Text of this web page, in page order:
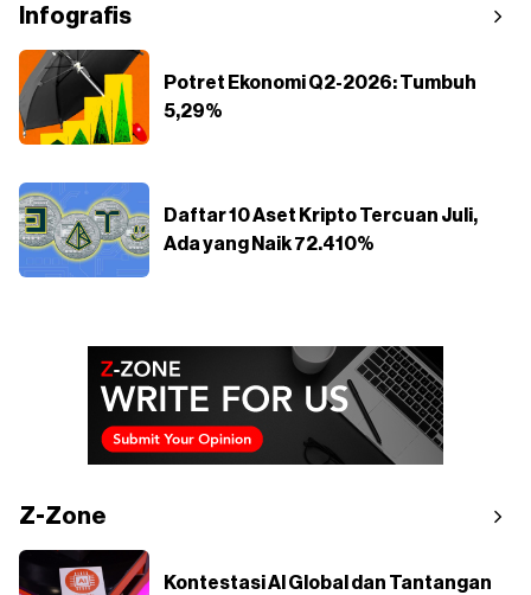
Infografis
Potret Ekonomi Q2-2026: Tumbuh
5,29%
Daftar 10 Aset Kripto Tercuan Juli,
Ada yang Naik 72.410%
Z-Zone
Kontestasi AI Global dan Tantangan